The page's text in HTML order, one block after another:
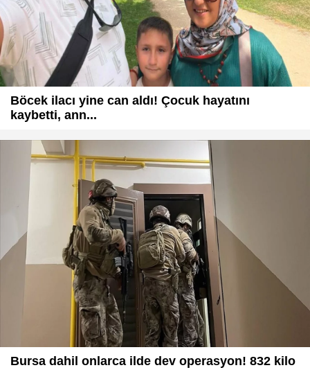
Böcek ilacı yine can aldı! Çocuk hayatını
kaybetti, ann...
Bursa dahil onlarca ilde dev operasyon! 832 kilo